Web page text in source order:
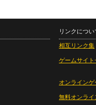
リンクについ
相互リンク集
ゲームサイト
オンラインゲ
無料オンライ